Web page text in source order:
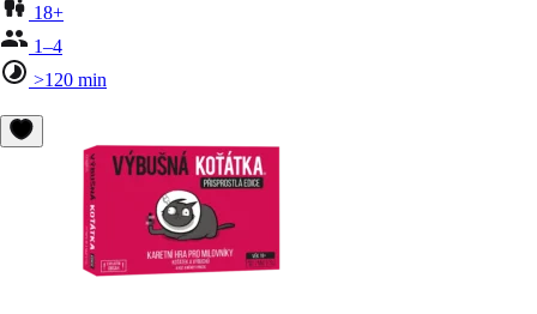
18+
1–4
>120 min